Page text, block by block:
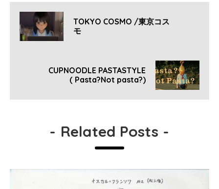
TOKYO COSMO /東京コス
モ
CUPNOODLE PASTASTYLE
( Pasta?Not pasta?)
- Related Posts -